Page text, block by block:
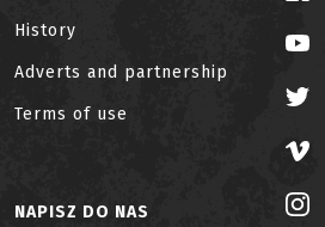
History
Adverts and partnership
Terms of use
NAPISZ DO NAS